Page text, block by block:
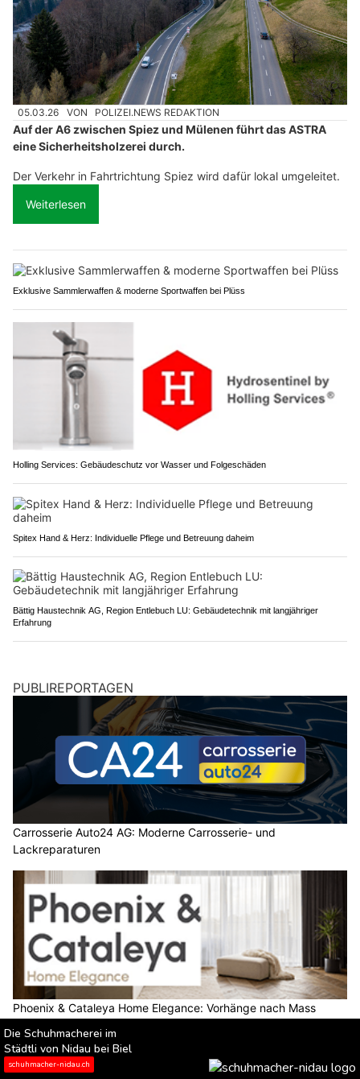
05.03.26 VON POLIZEI.NEWS REDAKTION
Auf der A6 zwischen Spiez und Mülenen führt das ASTRA
eine Sicherheitsholzerei durch.
Der Verkehr in Fahrtrichtung Spiez wird dafür lokal umgeleitet.
Weiterlesen
Exklusive Sammlerwaffen & moderne Sportwaffen bei Plüss
Holling Services: Gebäudeschutz vor Wasser und Folgeschäden
Spitex Hand & Herz: Individuelle Pflege und Betreuung daheim
Bättig Haustechnik AG, Region Entlebuch LU: Gebäudetechnik mit langjähriger
Erfahrung
PUBLIREPORTAGEN
Carrosserie Auto24 AG: Moderne Carrosserie- und
Lackreparaturen
Phoenix & Cataleya Home Elegance: Vorhänge nach Mass